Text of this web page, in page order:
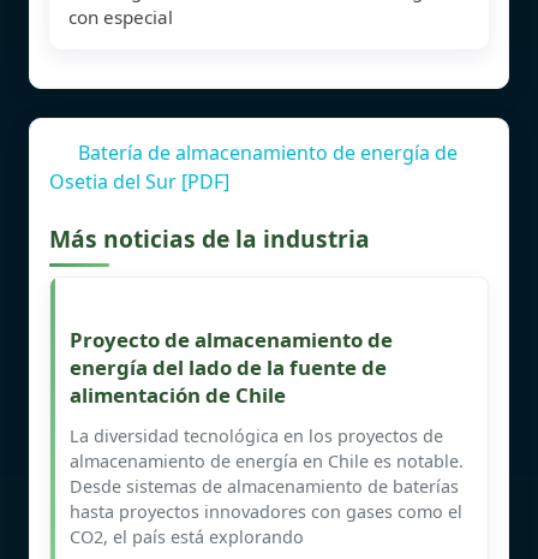
con especial
Batería de almacenamiento de energía de
Osetia del Sur [PDF]
Más noticias de la industria
Proyecto de almacenamiento de
energía del lado de la fuente de
alimentación de Chile
La diversidad tecnológica en los proyectos de
almacenamiento de energía en Chile es notable.
Desde sistemas de almacenamiento de baterías
hasta proyectos innovadores con gases como el
CO2, el país está explorando